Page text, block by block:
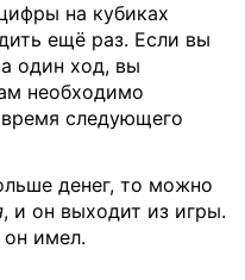
на кубиках
ещё раз. Если вы
один ход, вы
необходимо
следующего
денег, то можно
, и он выходит из игры.
он имел.